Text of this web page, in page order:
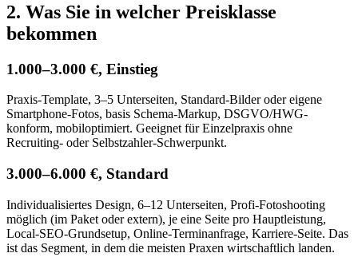
2. Was Sie in welcher Preisklasse
bekommen
1.000–3.000 €, Einstieg
Praxis-Template, 3–5 Unterseiten, Standard-Bilder oder eigene
Smartphone-Fotos, basis Schema-Markup, DSGVO/HWG-
konform, mobiloptimiert. Geeignet für Einzelpraxis ohne
Recruiting- oder Selbstzahler-Schwerpunkt.
3.000–6.000 €, Standard
Individualisiertes Design, 6–12 Unterseiten, Profi-Fotoshooting
möglich (im Paket oder extern), je eine Seite pro Hauptleistung,
Local-SEO-Grundsetup, Online-Terminanfrage, Karriere-Seite. Das
ist das Segment, in dem die meisten Praxen wirtschaftlich landen.